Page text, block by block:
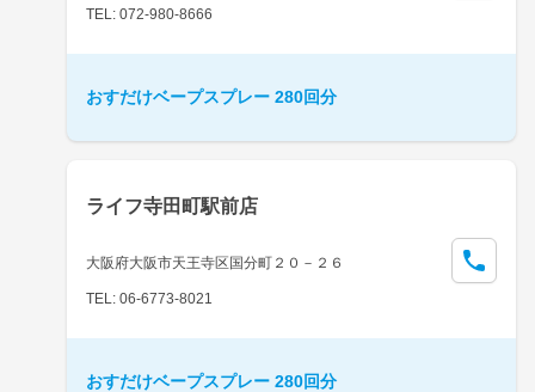
TEL: 072-980-8666
おすだけベープスプレー 280回分
ライフ寺田町駅前店
大阪府大阪市天王寺区国分町２０－２６
TEL: 06-6773-8021
おすだけベープスプレー 280回分